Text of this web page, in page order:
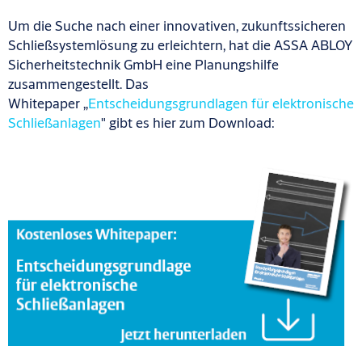
Um die Suche nach einer innovativen, zukunftssicheren
Schließsystemlösung zu erleichtern, hat die ASSA ABLOY
Sicherheitstechnik GmbH eine Planungshilfe
zusammengestellt. Das
Whitepaper „Entscheidungsgrundlagen für elektronische
Schließanlagen" gibt es hier zum Download: